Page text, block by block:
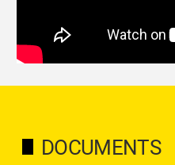
DOCUMENTS